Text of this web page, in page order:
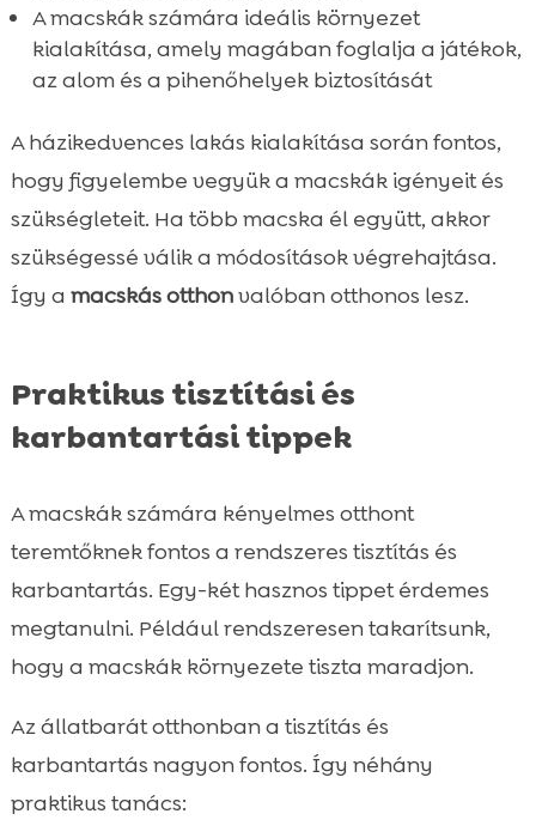
A macskák számára ideális környezet
kialakítása, amely magában foglalja a játékok,
az alom és a pihenőhelyek biztosítását
A házikedvences lakás kialakítása során fontos,
hogy figyelembe vegyük a macskák igényeit és
szükségleteit. Ha több macska él együtt, akkor
szükségessé válik a módosítások végrehajtása.
Így a macskás otthonvalóban otthonos lesz.
Praktikus tisztítási és
karbantartási tippek
A macskák számára kényelmes otthont
teremtőknek fontos a rendszeres tisztítás és
karbantartás. Egy-két hasznos tippet érdemes
megtanulni. Például rendszeresen takarítsunk,
hogy a macskák környezete tiszta maradjon.
Az állatbarát otthonban a tisztítás és
karbantartás nagyon fontos. Így néhány
praktikus tanács: